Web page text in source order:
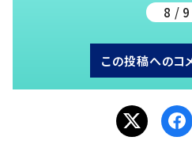
8 / 9
この投稿へのコ